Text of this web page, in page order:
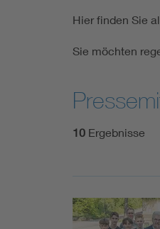
Hier finden Sie
Sie möchten
10 Ergebnisse